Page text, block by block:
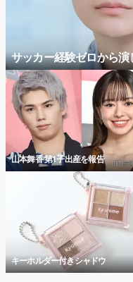
サッカー経験ゼロから演
山本舞香 第1子出産を報告
キーホルダー付きシャドウ